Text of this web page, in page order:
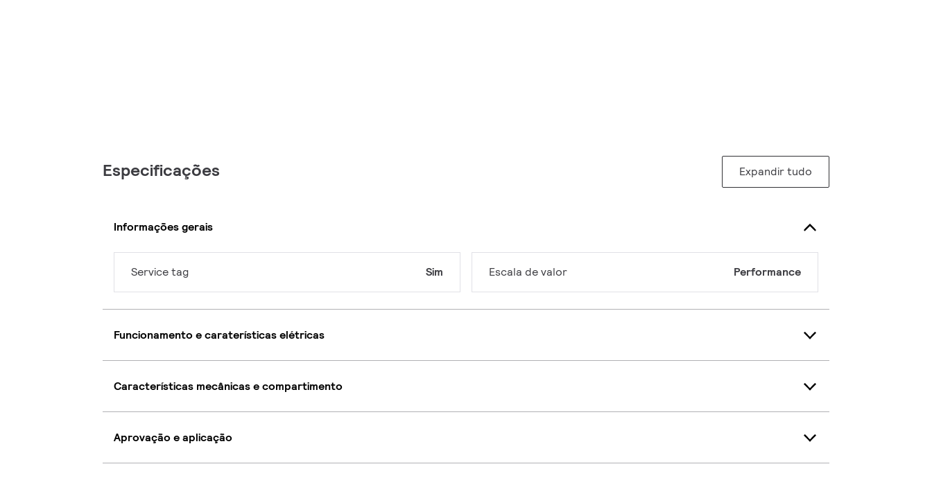
Especificações Expandir tudo
Informações gerais
Service tag Sim Escala de valor Performance
Funcionamento e caraterísticas elétricas
Características mecânicas e compartimento
Aprovação e aplicação